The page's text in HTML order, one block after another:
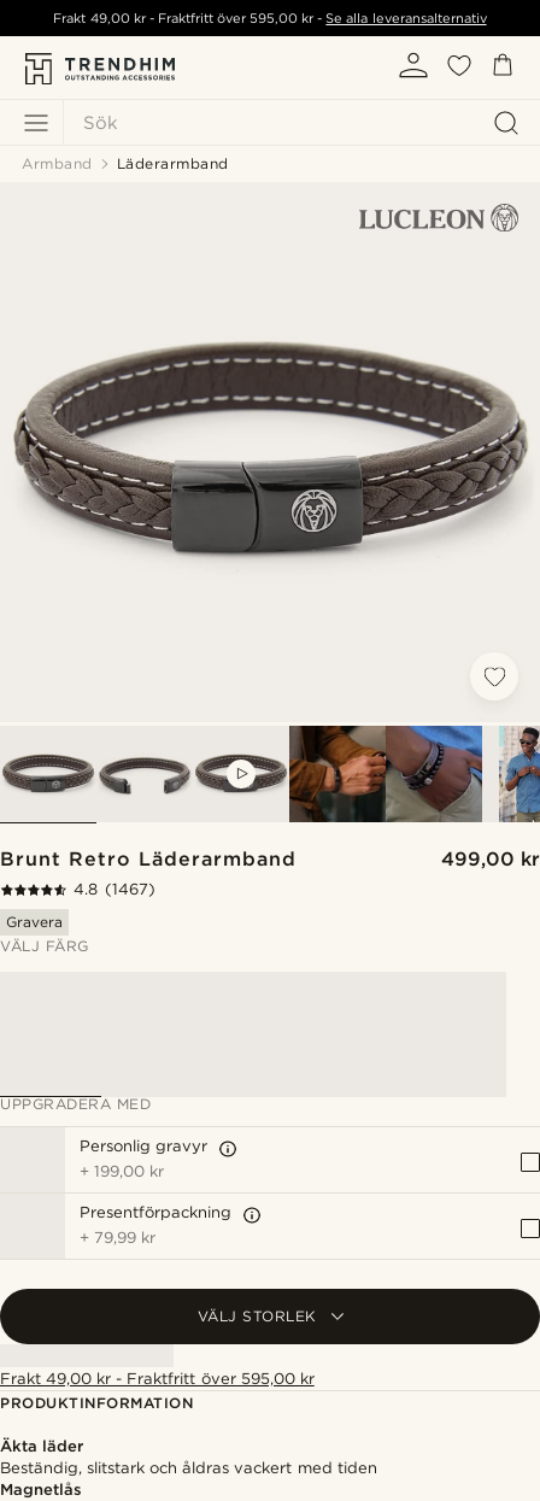
Sök
Frakt 49,00 kr- Fraktfritt över595,00 kr -Se alla leveransalternativ
Armband Läderarmband
Brunt Retro Läderarmband 499,00 kr
4.8 (1467)
Gravera
VÄLJ FÄRG
UPPGRADERA MED
Personlig gravyr
+199,00 kr
Presentförpackning
+ 79,99 kr
VÄLJ STORLEK
Frakt 49,00 kr - Fraktfritt över 595,00 kr
PRODUKTINFORMATION
Äkta läder
Beständig, slitstark och åldras vackert med tiden
Magnetlås